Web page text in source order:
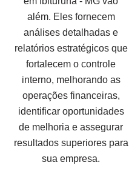
além. Eles fornecem
análises detalhadas e
relatórios estratégicos que
fortalecem o controle
interno, melhorando as
operações financeiras,
identificar oportunidades
de melhoria e assegurar
resultados superiores para
sua empresa.